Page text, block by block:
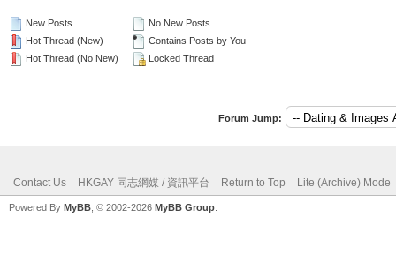
New Posts
Hot Thread (New)
Hot Thread (No New)
No New Posts
Contains Posts by You
Locked Thread
Forum Jump:
Contact Us HKGAY 同志網媒 / 資訊平台 Return to Top Lite (Archive) Mode
Powered By MyBB , © 2002-2026 MyBB Group